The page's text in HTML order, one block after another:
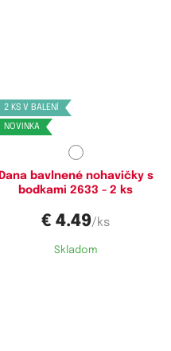
2 KS V BALENÍ
NOVINKA
M,L,XL,
Dana bavlnené nohavičky s
bodkami 2633 - 2 ks
€ 4.49/ks
Skladom